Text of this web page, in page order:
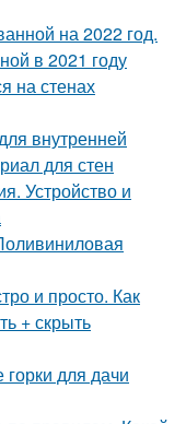
на 2022 год.
в 2021 году
на стенах
внутренней
для стен
Устройство и
и просто. Как
+ скрыть
для дачи